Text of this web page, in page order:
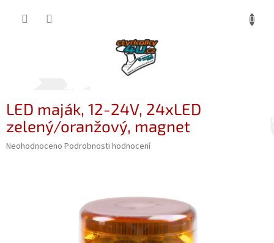
LED maják, 12-24V, 24xLED
zelený/oranžový, magnet
Průměrné
Neohodnoceno Podrobnosti hodnocení